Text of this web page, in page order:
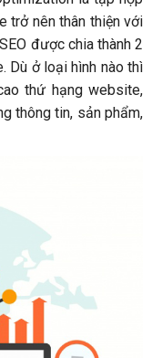
trở nên thân thiện với
được chia thành 2
Dù ở loại hình nào thì
thứ hạng website,
thông tin, sản phẩm,